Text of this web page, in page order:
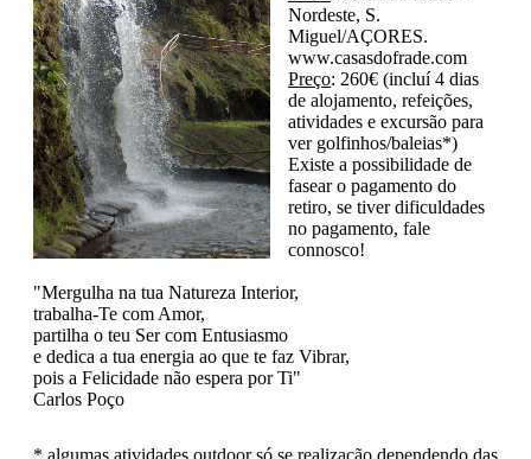
Nordeste, S.
Miguel/AÇORES.
www.casasdofrade.com
Preço: 260€ (incluí 4 dias
de alojamento, refeições,
atividades e excursão para
ver golfinhos/baleias*)
Existe a possibilidade de
fasear o pagamento do
retiro, se tiver dificuldades
no pagamento, fale
connosco!
"Mergulha na tua Natureza Interior,
trabalha-Te com Amor,
partilha o teu Ser com Entusiasmo
e dedica a tua energia ao que te faz Vibrar,
pois a Felicidade não espera por Ti"
Carlos Poço
* algumas atividades outdoor só se realização dependendo das